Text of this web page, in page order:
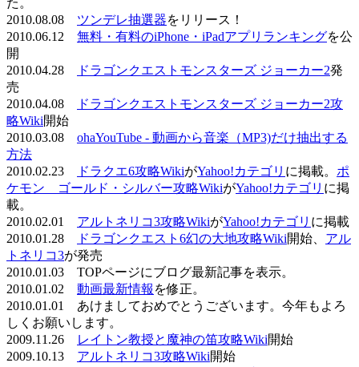
2010.08.08 ツンデレ抽選器をリリース！
2010.06.12 無料・有料のiPhone・iPadアプリランキングを公
開
2010.04.28
ドラゴンクエストモンスターズ ジョーカー2発
売
2010.04.08
ドラゴンクエストモンスターズ ジョーカー2攻
略Wiki開始
2010.03.08 ohaYouTube - 動画から音楽（MP3)だけ抽出する
方法
2010.02.23
ドラクエ6攻略WikiがYahoo!カテゴリ に掲載。 ポ
ケモン ゴールド・シルバー攻略WikiがYahoo!カテゴリ に掲
載。
2010.02.01 アルトネリコ3攻略WikiがYahoo!カテゴリ に掲載
2010.01.28
ドラゴンクエスト6幻の大地攻略Wiki開始、 アル
トネリコ3が発売
2010.01.03 TOPページにブログ最新記事を表示。
2010.01.02 動画最新情報 を修正。
2010.01.01 あけましておめでとうございます。今年もよろ
しくお願いします。
2009.11.26
レイトン教授と魔神の笛攻略Wiki開始
2009.10.13 アルトネリコ3攻略Wiki開始